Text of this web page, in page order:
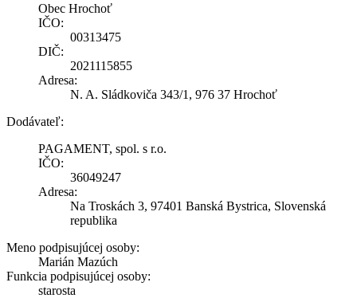
Obec Hrochoť
IČO:
00313475
DIČ:
2021115855
Adresa:
N. A. Sládkoviča 343/1, 976 37 Hrochoť
Dodávateľ:
PAGAMENT, spol. s r.o.
IČO:
36049247
Adresa:
Na Troskách 3, 97401 Banská Bystrica, Slovenská
republika
Meno podpisujúcej osoby:
Marián Mazúch
Funkcia podpisujúcej osoby:
starosta